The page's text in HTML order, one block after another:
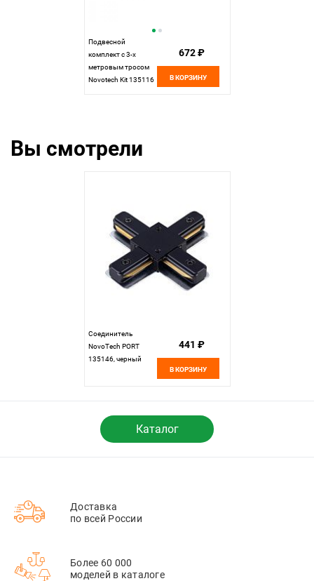
Подвесной
комплект с 3-х
метровым тросом
Novotech Kit 135116
672 ₽
В КОРЗИНУ
Вы смотрели
Соединитель
NovoTech PORT
135146, черный
441 ₽
В КОРЗИНУ
Каталог
Доставка
по всей России
Более 60 000
моделей в каталоге